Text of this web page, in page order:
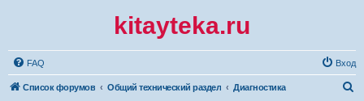
kitayteka.ru
FAQ Вход
Список форумов Общий технический раздел
Диагностика